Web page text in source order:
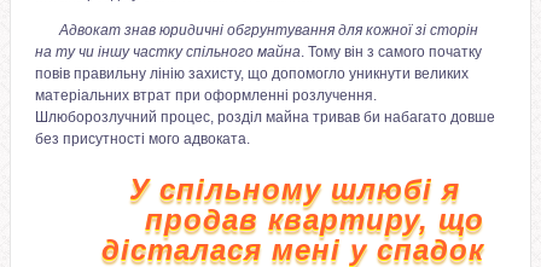
Адвокат знав юридичні обгрунтування для кожної зі сторін
на ту чи іншу частку спільного майна. Тому він з самого початку
повів правильну лінію захисту, що допомогло уникнути великих
матеріальних втрат при оформленні розлучення.
Шлюборозлучний процес, розділ майна тривав би набагато довше
без присутності мого адвоката.
У спільному шлюбі я
продав квартиру, що
дісталася мені у спадок